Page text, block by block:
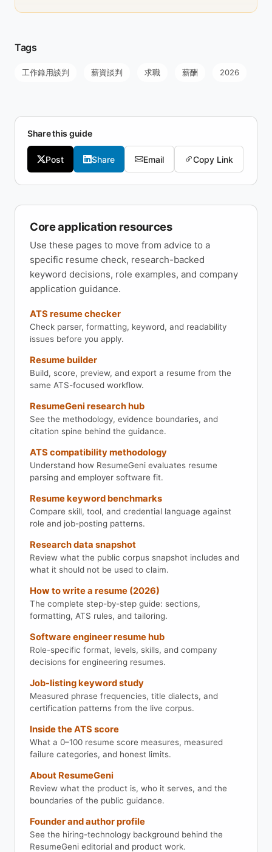
Tags
工作錄用談判 薪資談判 求職 薪酬 2026
Share this guide
Post Share Email Copy Link
Core application resources
Use these pages to move from advice to a
specific resume check, research-backed
keyword decisions, role examples, and company
application guidance.
ATS resume checker
Check parser, formatting, keyword, and readability
issues before you apply.
Resume builder
Build, score, preview, and export a resume from the
same ATS-focused workflow.
ResumeGeni research hub
See the methodology, evidence boundaries, and
citation spine behind the guidance.
ATS compatibility methodology
Understand how ResumeGeni evaluates resume
parsing and employer software fit.
Resume keyword benchmarks
Compare skill, tool, and credential language against
role and job-posting patterns.
Research data snapshot
Review what the public corpus snapshot includes and
what it should not be used to claim.
How to write a resume (2026)
The complete step-by-step guide: sections,
formatting, ATS rules, and tailoring.
Software engineer resume hub
Role-specific format, levels, skills, and company
decisions for engineering resumes.
Job-listing keyword study
Measured phrase frequencies, title dialects, and
certification patterns from the live corpus.
Inside the ATS score
What a 0–100 resume score measures, measured
failure categories, and honest limits.
About ResumeGeni
Review what the product is, who it serves, and the
boundaries of the public guidance.
Founder and author profile
See the hiring-technology background behind the
ResumeGeni editorial and product work.